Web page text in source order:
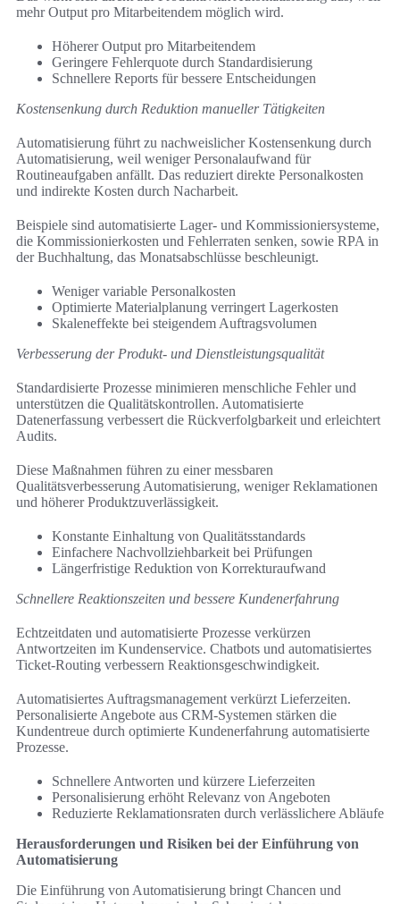
mehr Output pro Mitarbeitendem möglich wird.
Höherer Output pro Mitarbeitendem
Geringere Fehlerquote durch Standardisierung
Schnellere Reports für bessere Entscheidungen
Kostensenkung durch Reduktion manueller Tätigkeiten
Automatisierung führt zu nachweislicher Kostensenkung durch
Automatisierung, weil weniger Personalaufwand für
Routineaufgaben anfällt. Das reduziert direkte Personalkosten
und indirekte Kosten durch Nacharbeit.
Beispiele sind automatisierte Lager- und Kommissioniersysteme,
die Kommissionierkosten und Fehlerraten senken, sowie RPA in
der Buchhaltung, das Monatsabschlüsse beschleunigt.
Weniger variable Personalkosten
Optimierte Materialplanung verringert Lagerkosten
Skaleneffekte bei steigendem Auftragsvolumen
Verbesserung der Produkt- und Dienstleistungsqualität
Standardisierte Prozesse minimieren menschliche Fehler und
unterstützen die Qualitätskontrollen. Automatisierte
Datenerfassung verbessert die Rückverfolgbarkeit und erleichtert
Audits.
Diese Maßnahmen führen zu einer messbaren
Qualitätsverbesserung Automatisierung, weniger Reklamationen
und höherer Produktzuverlässigkeit.
Konstante Einhaltung von Qualitätsstandards
Einfachere Nachvollziehbarkeit bei Prüfungen
Längerfristige Reduktion von Korrekturaufwand
Schnellere Reaktionszeiten und bessere Kundenerfahrung
Echtzeitdaten und automatisierte Prozesse verkürzen
Antwortzeiten im Kundenservice. Chatbots und automatisiertes
Ticket-Routing verbessern Reaktionsgeschwindigkeit.
Automatisiertes Auftragsmanagement verkürzt Lieferzeiten.
Personalisierte Angebote aus CRM-Systemen stärken die
Kundentreue durch optimierte Kundenerfahrung automatisierte
Prozesse.
Schnellere Antworten und kürzere Lieferzeiten
Personalisierung erhöht Relevanz von Angeboten
Reduzierte Reklamationsraten durch verlässlichere Abläufe
Herausforderungen und Risiken bei der Einführung von
Automatisierung
Die Einführung von Automatisierung bringt Chancen und